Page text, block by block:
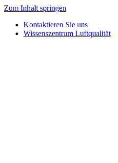
Zum Inhalt springen
Kontaktieren Sie uns
Wissenszentrum Luftqualität